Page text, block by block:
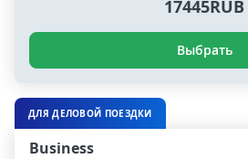
17445RUB
Выбрать
ДЛЯ ДЕЛОВОЙ ПОЕЗДКИ
Business